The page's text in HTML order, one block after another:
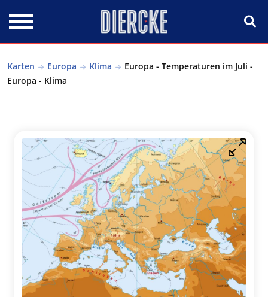
Karten Europa Klima
Europa - Temperaturen im Juli -
Europa - Klima